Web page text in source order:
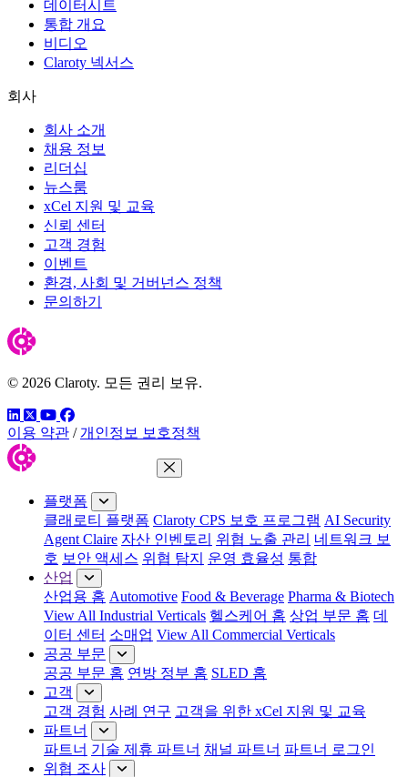
데이터시트
통합 개요
비디오
Claroty 넥서스
회사
회사 소개
채용 정보
리더십
뉴스룸
xCel 지원 및 교육
신뢰 센터
고객 경험
이벤트
환경, 사회 및 거버넌스 정책
문의하기
© 2026 Claroty. 모든 권리 보유.
링크드인
트위터유튜브
페이스북
이용 약관 / 개인정보 보호정책
메뉴 닫기
플랫폼
클래로티 플랫폼 Claroty CPS 보호 프로그램 AI Security
Agent Claire 자산 인벤토리 위협 노출 관리 네트워크 보
호 보안 액세스 위협 탐지 운영 효율성 통합
산업
산업용 홈 Automotive Food & Beverage Pharma & Biotech
View All Industrial Verticals 헬스케어 홈 상업 부문 홈 데
이터 센터 소매업 View All Commercial Verticals
공공 부문
공공 부문 홈 연방 정부 홈 SLED 홈
고객
고객 경험 사례 연구 고객을 위한 xCel 지원 및 교육
파트너
파트너 기술 제휴 파트너 채널 파트너 파트너 로그인
위협 조사